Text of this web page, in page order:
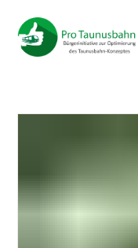
Inhalt
springen